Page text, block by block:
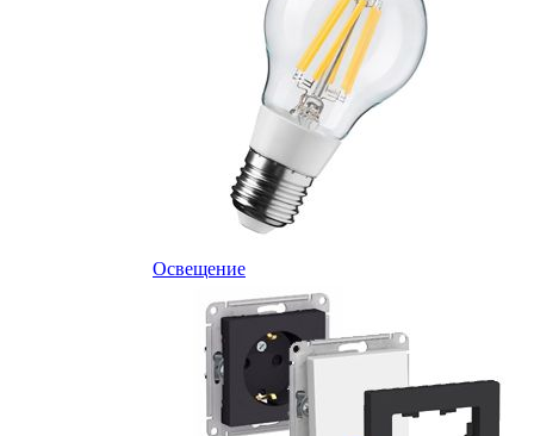
Освещение